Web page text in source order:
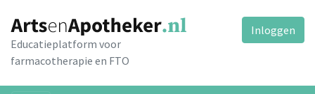
Educatieplatform voor
farmacotherapie en FTO
Inloggen